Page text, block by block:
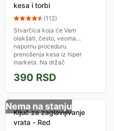
kesa i torbi
(112)
Stvarčica koja će Vam
olakšati, često, veoma
napornu proceduru
prenošenja kesa iz hiper
marketa. Na držač
malih...
390 RSD
Nema na stanju
Ključ za zaglavljivanje
vrata - Red